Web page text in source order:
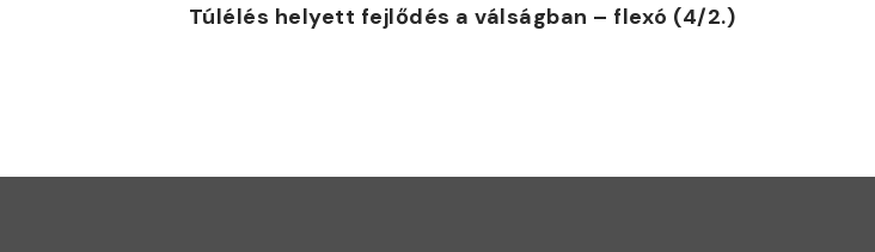
Túlélés helyett fejlődés a válságban – flexó (4/2.)